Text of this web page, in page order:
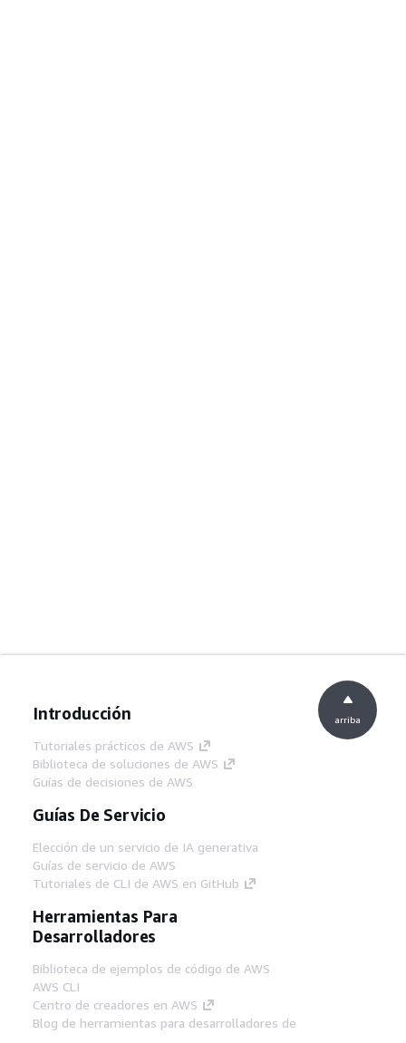
Introducción
Tutoriales prácticos de AWS
Biblioteca de soluciones de AWS
Guías de decisiones de AWS
Guías De Servicio
Elección de un servicio de IA generativa
Guías de servicio de AWS
Tutoriales de CLI de AWS en GitHub
Herramientas Para
Desarrolladores
Biblioteca de ejemplos de código de AWS
AWS CLI
Centro de creadores en AWS
Blog de herramientas para desarrolladores de
arriba